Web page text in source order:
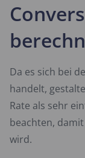
Da es sich bei
handelt,
Rate als sehr
beachten,
wird.